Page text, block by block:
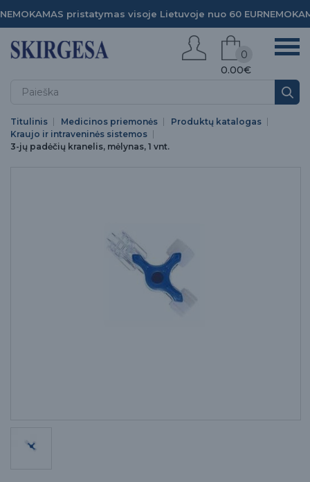
NEMOKAMAS pristatymas visoje Lietuvoje nuo 60 EUR
0.00€
0
Titulinis Medicinos priemonės
Produktų katalogas
Kraujo ir intraveninės sistemos
3-jų padėčių kranelis, mėlynas, 1 vnt.